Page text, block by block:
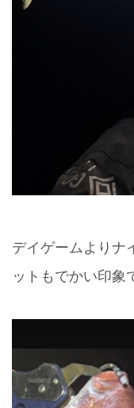
デイゲームよりナ
ットもでかい印象